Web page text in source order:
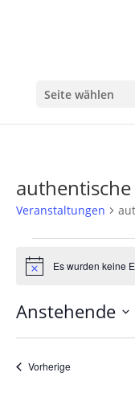
Seite wählen
Veranstaltungen
HinweisEs wurden keine
Anstehende
Datum
wählen.
VorherigeVeranstaltungen